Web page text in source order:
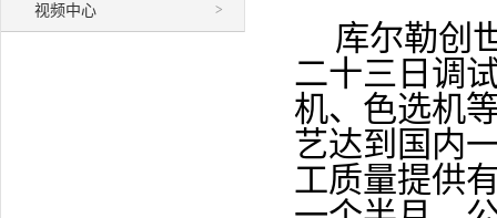
>
视频中心
库尔勒创
二十三日调
机、色选机
艺达到国内
工质量提供